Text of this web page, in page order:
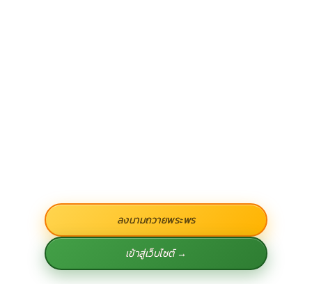
ลงนามถวายพระพร
เข้าสู่เว็บไซต์ →